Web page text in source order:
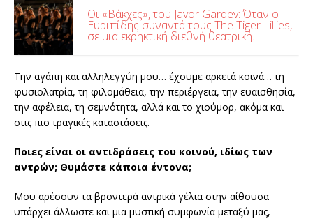
Οι «Βάκχες», του Javor Gardev: Όταν ο
Ευριπίδης συναντά τους The Tiger Lillies,
σε μια εκρηκτική διεθνή θεατρική
Την αγάπη και αλληλεγγύη μου… έχουμε αρκετά κοινά… τη
φυσιολατρία, τη φιλομάθεια, την περιέργεια, την ευαισθησία,
την αφέλεια, τη σεμνότητα, αλλά και το χιούμορ, ακόμα και
στις πιο τραγικές καταστάσεις.
Ποιες είναι οι αντιδράσεις του κοινού, ιδίως των
αντρών; Θυμάστε κάποια έντονα;
Μου αρέσουν τα βροντερά αντρικά γέλια στην αίθουσα
υπάρχει άλλωστε και μια μυστική συμφωνία μεταξύ μας,